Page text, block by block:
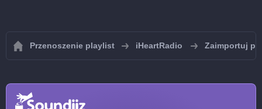
Przenoszenie playlist iHeartRadio Zaimportuj